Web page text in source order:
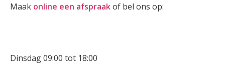
Maak online een afspraakof bel ons op:
Dinsdag 09:00 tot 18:00